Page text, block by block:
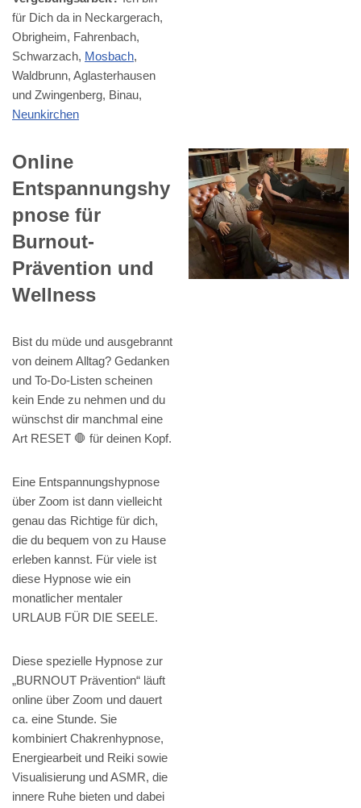
für Dich da in Neckargerach,
Obrigheim, Fahrenbach,
Schwarzach, Mosbach,
Waldbrunn, Aglasterhausen
und Zwingenberg, Binau,
Neunkirchen
Online
Entspannungshy
pnose für
Burnout-
Prävention und
Wellness
Bist du müde und ausgebrannt
von deinem Alltag? Gedanken
und To-Do-Listen scheinen
kein Ende zu nehmen und du
wünschst dir manchmal eine
Art RESET 🛑 für deinen Kopf.
Eine Entspannungshypnose
über Zoom ist dann vielleicht
genau das Richtige für dich,
die du bequem von zu Hause
erleben kannst. Für viele ist
diese Hypnose wie ein
monatlicher mentaler
URLAUB FÜR DIE SEELE.
Diese spezielle Hypnose zur
„BURNOUT Prävention“ läuft
online über Zoom und dauert
ca. eine Stunde. Sie
kombiniert Chakrenhypnose,
Energiearbeit und Reiki sowie
Visualisierung und ASMR, die
innere Ruhe bieten und dabei